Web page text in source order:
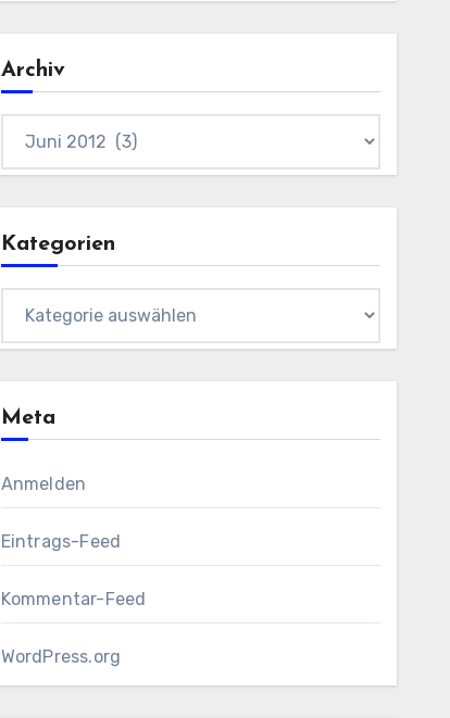
Archiv
Kategorien
Meta
Anmelden
Eintrags-Feed
Kommentar-Feed
WordPress.org